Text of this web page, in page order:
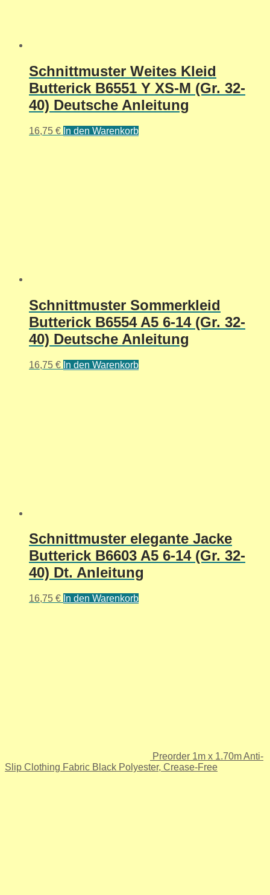
Schnittmuster Weites Kleid
Butterick B6551 Y XS-M (Gr. 32-
40) Deutsche Anleitung
16,75 € In den Warenkorb
Schnittmuster Sommerkleid
Butterick B6554 A5 6-14 (Gr. 32-
40) Deutsche Anleitung
16,75 € In den Warenkorb
Schnittmuster elegante Jacke
Butterick B6603 A5 6-14 (Gr. 32-
40) Dt. Anleitung
16,75 € In den Warenkorb
Preorder 1m x 1.70m Anti-
Slip Clothing Fabric Black Polyester, Crease-Free